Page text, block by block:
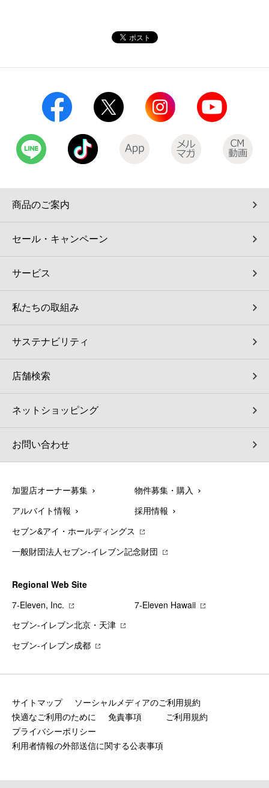
商品のご案内
セール・キャンペーン
サービス
私たちの取組み
サステナビリティ
店舗検索
ネットショッピング
お問い合わせ
加盟店オーナー募集 物件募集・購入
アルバイト情報 採用情報
セブン&アイ・ホールディングス
一般財団法人セブン-イレブン記念財団
Regional Web Site
7‐Eleven, Inc.
7‐Eleven Hawaii
セブン‐イレブン北京・天津
セブン‐イレブン成都
サイトマップ
ソーシャルメディアのご利用規約
快適なご利用のために
免責事項
ご利用規約
プライバシーポリシー
利用者情報の外部送信に関する公表事項